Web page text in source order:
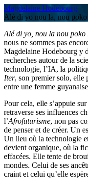
Magdelaine Hodebourg
Alé di yo nou la, nou
Alé di yo, nou la nou poko
nous ne sommes pas
Magdelaine Hodebourg y
recherches autour de la
technologie, l’IA, la
Iter, son premier solo, elle
entre une femme
Pour cela, elle s’appuie
retraverse ses influences
l’Afrofuturisme, non pas
de penser et de créer. Un
Un lieu où la technologie
devient organique, où la
effacées. Elle tente de
mondes. Celui de ses
craint et celui qu’elle